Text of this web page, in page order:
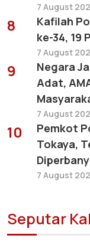
7 August
8
Kafilah
ke-34, 19
7 August
9
Negara
Adat,
7 August
10
Pemkot
Tokaya,
7 August
Seputar